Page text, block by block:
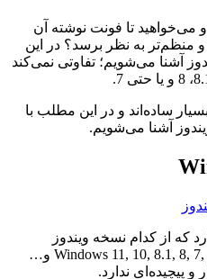
می‌خواهید تا فونت نوشته آن
و منظم‌تر به نظر برسد؟ در این
آشنا می‌شویم؛ تفاوتی نمی‌کند
ساده‌اند و در این مطلب با
آشنا می‌شویم.
که از کدام نسخه ویندوز
استفاده می‌کنید، این روش با Windows 11, 10, 8.1, 8, 7, XP و…
و پیچیده‌ای ندارد.